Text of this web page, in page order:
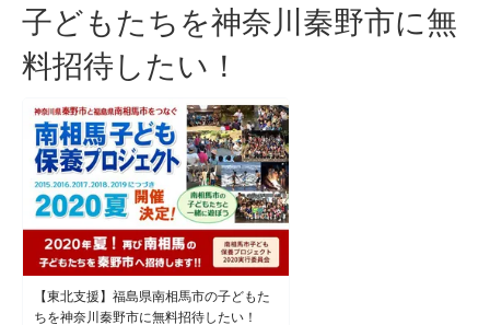
子どもたちを神奈川秦野市に無
料招待したい！